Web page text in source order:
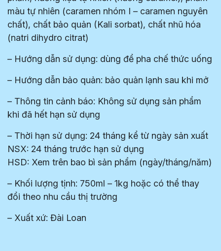
màu tự nhiên (caramen nhóm I – caramen nguyên
chất), chất bảo quản (Kali sorbat), chất nhũ hóa
(natri dihydro citrat)
– Hướng dẫn sử dụng: dùng để pha chế thức uống
– Hướng dẫn bảo quản: bảo quản lạnh sau khi mở
– Thông tin cảnh báo: Không sử dụng sản phẩm
khi đã hết hạn sử dụng
– Thời hạn sử dụng: 24 tháng kể từ ngày sản xuất
NSX: 24 tháng trước hạn sử dụng
HSD: Xem trên bao bì sản phẩm (ngày/tháng/năm)
– Khối lượng tịnh: 750ml – 1kg hoặc có thể thay
đổi theo nhu cầu thị trường
– Xuất xứ: Đài Loan